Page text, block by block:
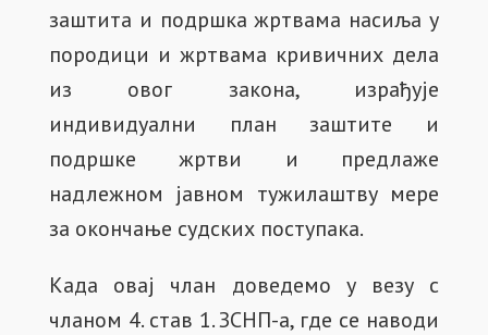
заштита и подршка жртвама насиља у
породици и жртвама кривичних дела
из овог закона, израђује
индивидуални план заштите и
подршке жртви и предлаже
надлежном јавном тужилаштву мере
за окончање судских поступака.
Када овај члан доведемо у везу с
чланом 4. став 1. ЗСНП-а, где се наводи